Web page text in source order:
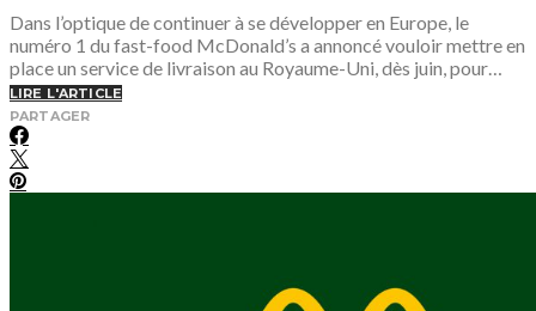
Dans l’optique de continuer à se développer en Europe, le
numéro 1 du fast-food McDonald’s a annoncé vouloir mettre en
place un service de livraison au Royaume-Uni, dès juin, pour…
LIRE L'ARTICLE
PARTAGER